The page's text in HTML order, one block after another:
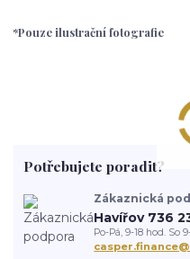
*Pouze ilustrační fotografie
Potřebujete poradit?
Zákaznická
Havířov 736
Po-Pá, 9-18 hod. So